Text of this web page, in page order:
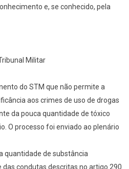
e, se conhecido, pela
Militar
do STM que não permite a
aos crimes de uso de drogas
da pouca quantidade de tóxico
O processo foi enviado ao plenário
quantidade de substância
condutas descritas no artigo 290